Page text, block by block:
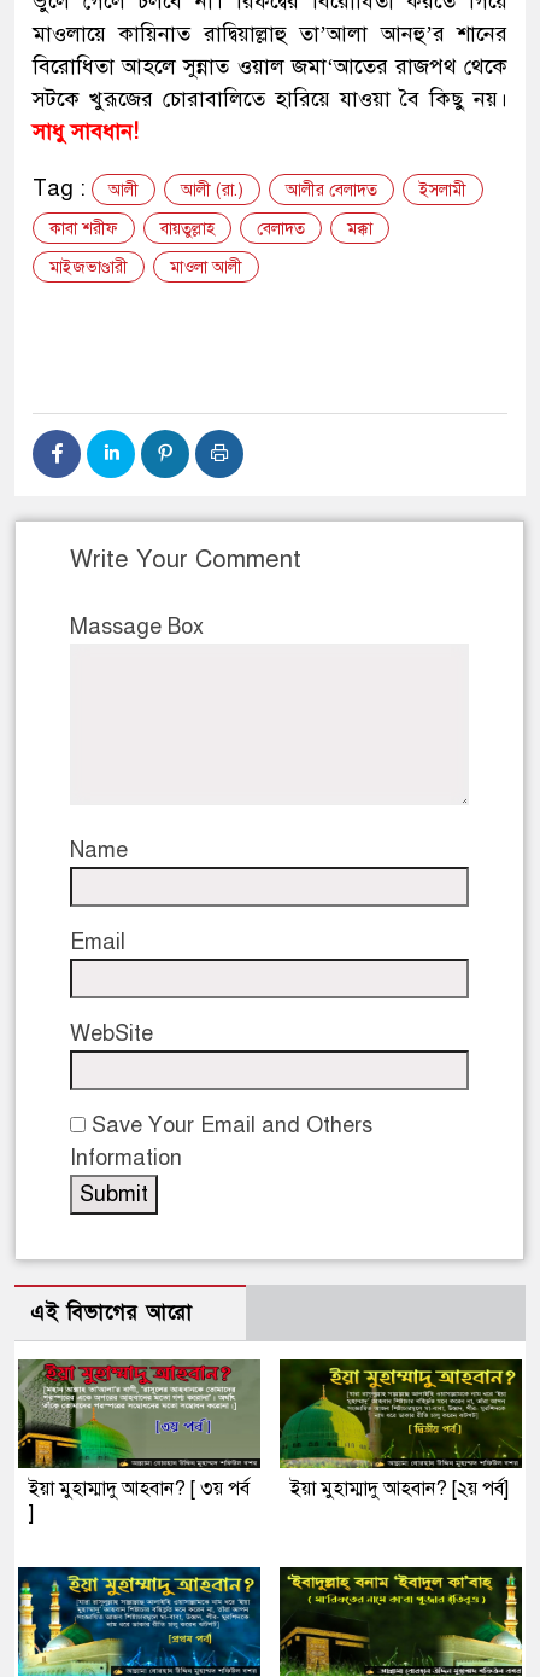
মাওলায়ে কায়িনাত রাদ্বিয়াল্লাহু তা’আলা আনহু’র শানের
বিরোধিতা আহলে সুন্নাত ওয়াল জমা‘আতের রাজপথ থেকে
সটকে খুরূজের চোরাবালিতে হারিয়ে যাওয়া বৈ কিছু নয়।
সাধু সাবধান!
Tag : আলী আলী (রা.) আলীর বেলাদত
ইসলামী
কাবা শরীফ
বায়তুল্লাহ বেলাদত
মক্কা
মাইজভাণ্ডারী
মাওলা আলী
Write Your Comment
Massage Box
Name
Email
WebSite
Save Your Email and Others
Information
এই বিভাগের আরো
ইয়া মুহাম্মাদু আহবান? [ ৩য় পর্ব
]
ইয়া মুহাম্মাদু আহবান? [২য় পর্ব]